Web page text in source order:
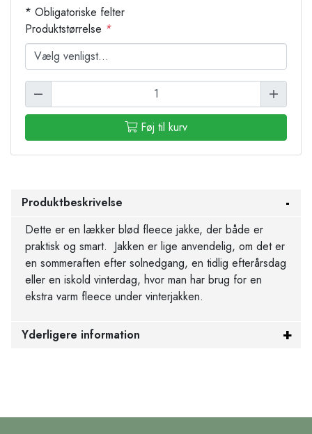
* Obligatoriske felter
Produktstørrelse *
Føj til kurv
Produktbeskrivelse
Dette er en lækker blød fleece jakke, der både er
praktisk og smart. Jakken er lige anvendelig, om det er
en sommeraften efter solnedgang, en tidlig efterårsdag
eller en iskold vinterdag, hvor man har brug for en
ekstra varm fleece under vinterjakken.
Yderligere information